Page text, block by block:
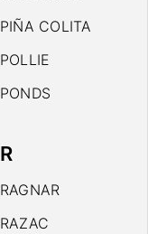
PIÑA COLITA
POLLIE
PONDS
R
RAGNAR
RAZAC